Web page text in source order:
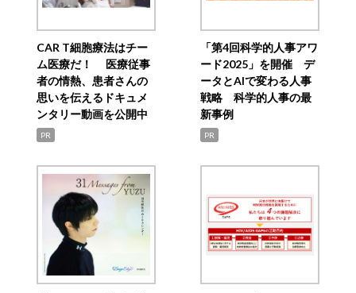
CAR T細胞療法はチー
ム医療だ！ 医療従事
者の情熱、患者さんの
思いを伝えるドキュメ
ンタリー動画を公開中
PR
「第4回科学的人事アワ
ード2025」を開催 デ
ータとAIで変わる人事
戦略 科学的人事の最
新事例
PR